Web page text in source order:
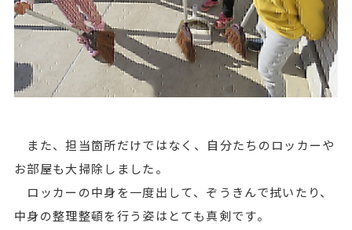
また、担当箇所だけではなく、自分たちのロッカーや
お部屋も大掃除しました。
ロッカーの中身を一度出して、ぞうきんで拭いたり、
中身の整理整頓を行う姿はとても真剣です。